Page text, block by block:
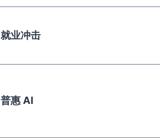
就业冲击
普惠 AI